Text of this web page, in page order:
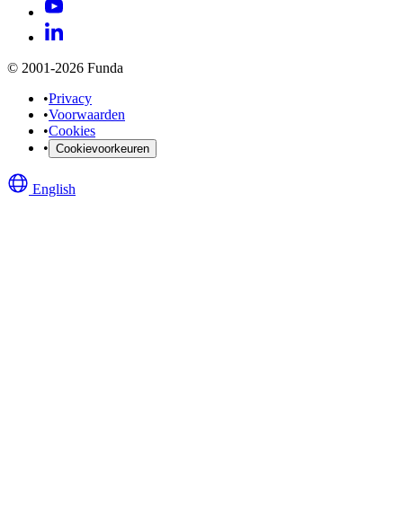
© 2001-2026 Funda
•Privacy
•Voorwaarden
•Cookies
• Cookievoorkeuren
English